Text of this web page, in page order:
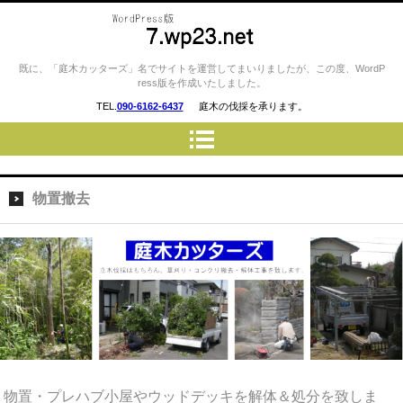
庭木カッターズ / 立木の伐採、草
刈り、コンクリート・ウッドデ
ッキの撤去、物置・プレハブ・
車庫・カーポートの解体 etc…
を承ります。 長野市・松本
諏訪市 etc..
既に、「庭木カッターズ」名でサイトを運営してまいりましたが、この度、WordP
ress版を作成いたしました。
TEL. 090-6162-6437 庭木の伐採を承ります。
物置撤去
物置・プレハブ小屋やウッドデッキを解体＆処分を致しま